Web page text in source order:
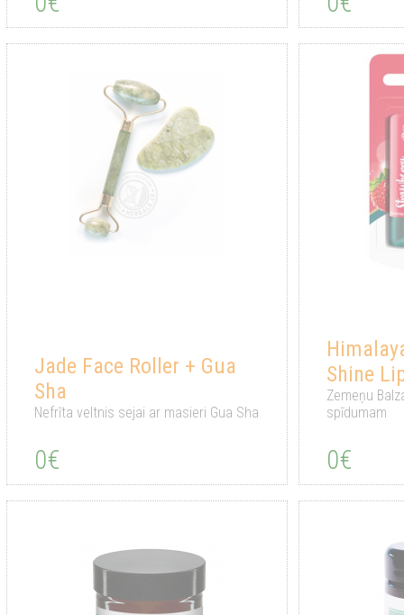
Jade Face Roller + Gua
Sha
Nefrīta veltnis sejai ar masieri Gua Sha
0€
Shine
Zemeņu
spīdumam
0€